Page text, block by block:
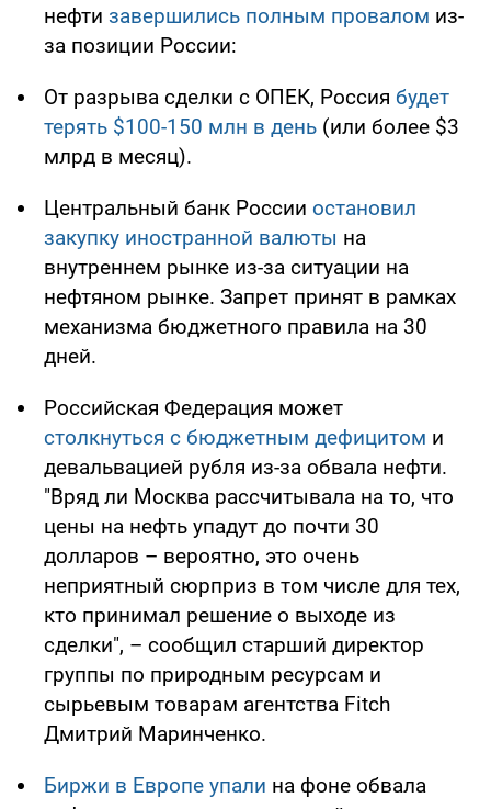
нефти завершились полным провалом из-
за позиции России:
От разрыва сделки с ОПЕК, Россия будет
терять $100-150 млн в день (или более $3
млрд в месяц).
Центральный банк России остановил
закупку иностранной валюты на
внутреннем рынке из-за ситуации на
нефтяном рынке. Запрет принят в рамках
механизма бюджетного правила на 30
дней.
Российская Федерация может
столкнуться с бюджетным дефицитом и
девальвацией рубля из-за обвала нефти.
"Вряд ли Москва рассчитывала на то, что
цены на нефть упадут до почти 30
долларов – вероятно, это очень
неприятный сюрприз в том числе для тех,
кто принимал решение о выходе из
сделки", – сообщил старший директор
группы по природным ресурсам и
сырьевым товарам агентства Fitch
Дмитрий Маринченко.
Биржи в Европе упали на фоне обвала